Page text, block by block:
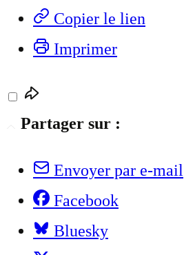
Copier le lien
Imprimer
Partager sur :
Envoyer par e-mail
Facebook
Bluesky